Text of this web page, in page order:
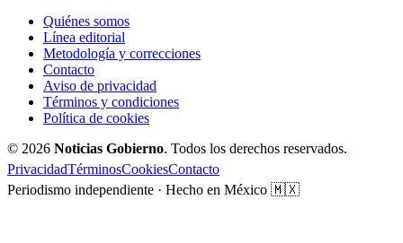
Quiénes somos
Línea editorial
Metodología y correcciones
Contacto
Aviso de privacidad
Términos y condiciones
Política de cookies
© 2026 Noticias Gobierno. Todos los derechos reservados.
PrivacidadTérminosCookiesContacto
Periodismo independiente · Hecho en México 🇲🇽